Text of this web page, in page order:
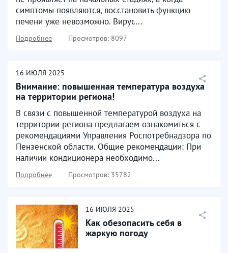
симптомы появляются, восстановить функцию
печени уже невозможно. Вирус...
Подробнее Просмотров: 8097
16 ИЮЛЯ 2025
Внимание: повышенная температура воздуха
на территории региона!
В связи с повышенной температурой воздуха на
территории региона предлагаем ознакомиться с
рекомендациями Управления Роспотребнадзора по
Пензенской области. Общие рекомендации: При
наличии кондиционера необходимо...
Подробнее Просмотров: 35782
16 ИЮЛЯ 2025
Как обезопасить себя в
жаркую погоду